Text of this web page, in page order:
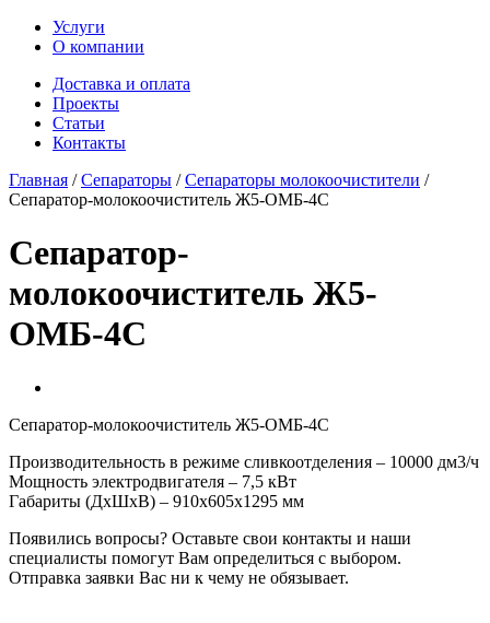
Услуги
О компании
Доставка и оплата
Проекты
Статьи
Контакты
Главная /Сепараторы /Сепараторы молокоочистители /
Сепаратор-молокоочиститель Ж5-ОМБ-4С
Сепаратор-
молокоочиститель Ж5-
ОМБ-4С
Сепаратор-молокоочиститель Ж5-ОМБ-4С
Производительность в режиме сливкоотделения – 10000 дм3/ч
Мощность электродвигателя – 7,5 кВт
Габариты (ДxШxВ) – 910x605x1295 мм
Появились вопросы? Оставьте свои контакты и наши
специалисты помогут Вам определиться с выбором.
Отправка заявки Вас ни к чему не обязывает.